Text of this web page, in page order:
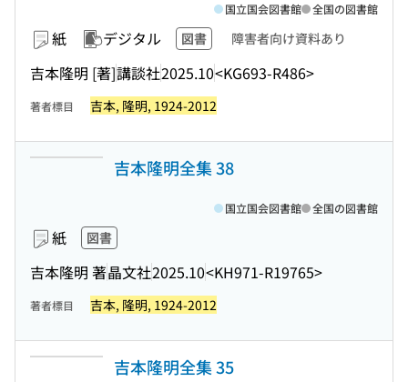
紙 デジタル 図書 障害者向け資料あり
吉本隆明 [著]講談社2025.10<KG693-R486>
国立国会図書館 全国の図書館
著者標目 吉本, 隆明, 1924-2012
吉本隆明全集 38
紙 図書
吉本隆明 著晶文社2025.10<KH971-R19765>
国立国会図書館 全国の図書館
著者標目 吉本, 隆明, 1924-2012
吉本隆明全集 35